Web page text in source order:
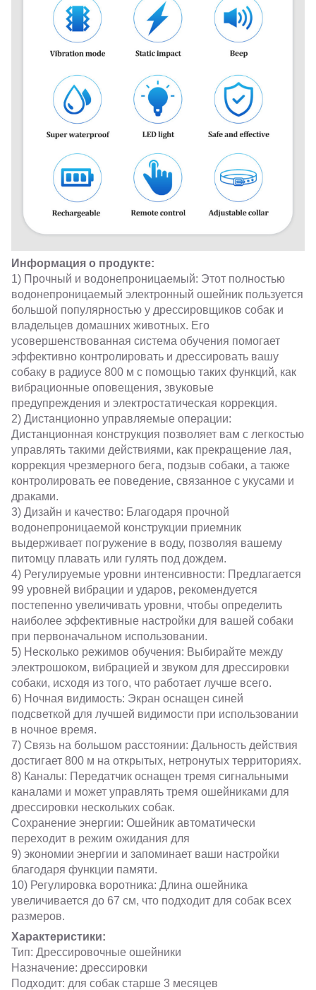
Информация о продукте:
1) Прочный и водонепроницаемый: Этот полностью
водонепроницаемый электронный ошейник пользуется
большой популярностью у дрессировщиков собак и
владельцев домашних животных. Его
усовершенствованная система обучения помогает
эффективно контролировать и дрессировать вашу
собаку в радиусе 800 м с помощью таких функций, как
вибрационные оповещения, звуковые
предупреждения и электростатическая коррекция.
2) Дистанционно управляемые операции:
Дистанционная конструкция позволяет вам с легкостью
управлять такими действиями, как прекращение лая,
коррекция чрезмерного бега, подзыв собаки, а также
контролировать ее поведение, связанное с укусами и
драками.
3) Дизайн и качество: Благодаря прочной
водонепроницаемой конструкции приемник
выдерживает погружение в воду, позволяя вашему
питомцу плавать или гулять под дождем.
4) Регулируемые уровни интенсивности: Предлагается
99 уровней вибрации и ударов, рекомендуется
постепенно увеличивать уровни, чтобы определить
наиболее эффективные настройки для вашей собаки
при первоначальном использовании.
5) Несколько режимов обучения: Выбирайте между
электрошоком, вибрацией и звуком для дрессировки
собаки, исходя из того, что работает лучше всего.
6) Ночная видимость: Экран оснащен синей
подсветкой для лучшей видимости при использовании
в ночное время.
7) Связь на большом расстоянии: Дальность действия
достигает 800 м на открытых, нетронутых территориях.
8) Каналы: Передатчик оснащен тремя сигнальными
каналами и может управлять тремя ошейниками для
дрессировки нескольких собак.
Сохранение энергии: Ошейник автоматически
переходит в режим ожидания для
9) экономии энергии и запоминает ваши настройки
благодаря функции памяти.
10) Регулировка воротника: Длина ошейника
увеличивается до 67 см, что подходит для собак всех
размеров.
Характеристики:
Тип: Дрессировочные ошейники
Назначение: дрессировки
Подходит: для собак старше 3 месяцев